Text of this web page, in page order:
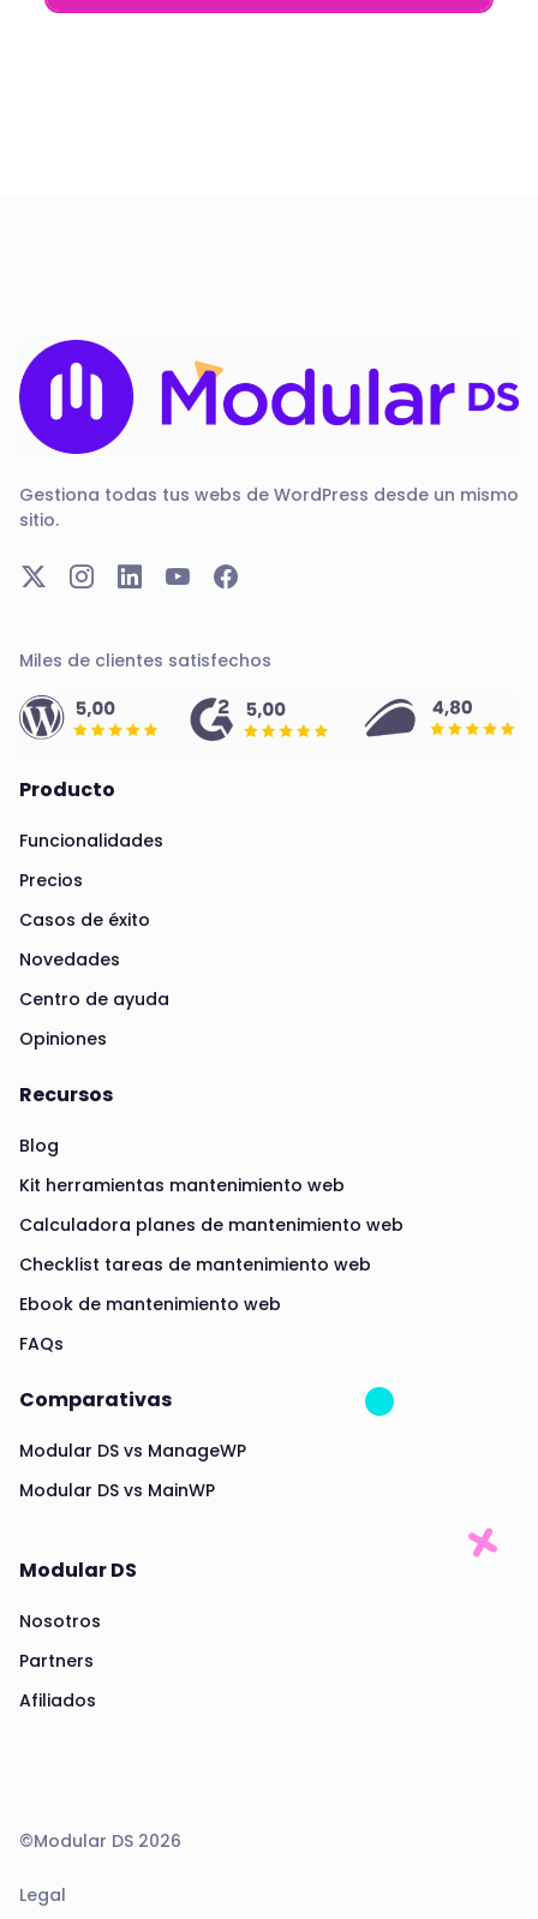
Gestiona todas tus webs de WordPress desde un mismo
sitio.
Miles de clientes satisfechos
Producto
Funcionalidades
Precios
Casos de éxito
Novedades
Centro de ayuda
Opiniones
Recursos
Blog
Kit herramientas mantenimiento web
Calculadora planes de mantenimiento web
Checklist tareas de mantenimiento web
Ebook de mantenimiento web
FAQs
Comparativas
Modular DS vs ManageWP
Modular DS vs MainWP
Modular DS
Nosotros
Partners
Afiliados
©Modular DS 2026
Legal